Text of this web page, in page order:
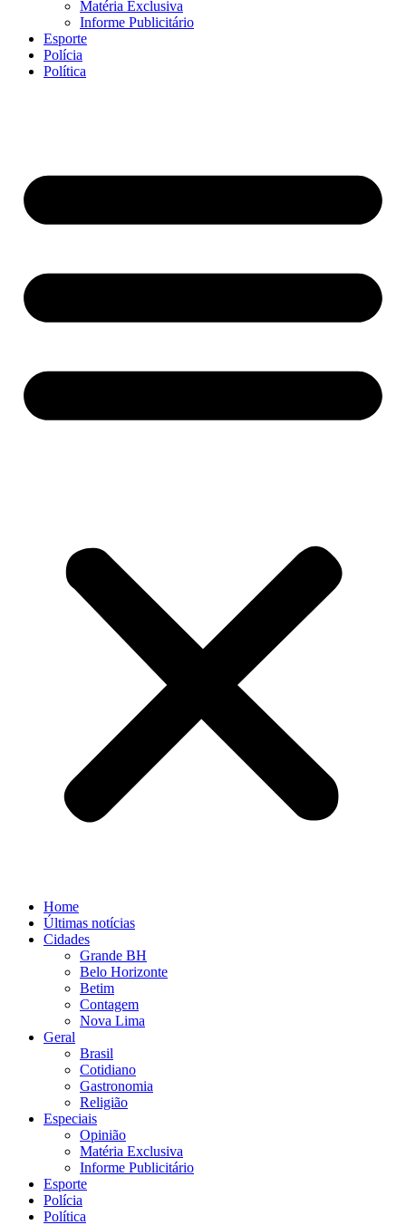
Matéria Exclusiva
Informe Publicitário
Esporte
Polícia
Política
Home
Últimas notícias
Cidades
Grande BH
Belo Horizonte
Betim
Contagem
Nova Lima
Geral
Brasil
Cotidiano
Gastronomia
Religião
Especiais
Opinião
Matéria Exclusiva
Informe Publicitário
Esporte
Polícia
Política